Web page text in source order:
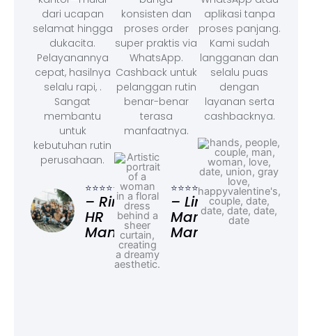
dari ucapan
selamat hingga
dukacita.
Pelayanannya
cepat, hasilnya
selalu rapi, .
Sangat
membantu
untuk
kebutuhan rutin
perusahaan.
⭐⭐⭐⭐⭐
– Rina,
HR
Manager
konsisten dan
proses order
super praktis via
WhatsApp.
Cashback untuk
pelanggan rutin
benar-benar
terasa
manfaatnya.
⭐⭐⭐⭐⭐
– Linda,
Marketing
Manager
aplikasi tanpa
proses panjang.
Kami sudah
langganan dan
selalu puas
dengan
layanan serta
cashbacknya.